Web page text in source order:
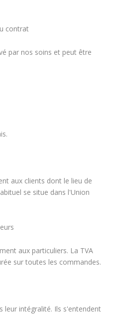
contrat
par nos soins et peut être
aux clients dont le lieu de
se situe dans l'Union
aux particuliers. La TVA
sur toutes les commandes.
leur intégralité. Ils s'entendent